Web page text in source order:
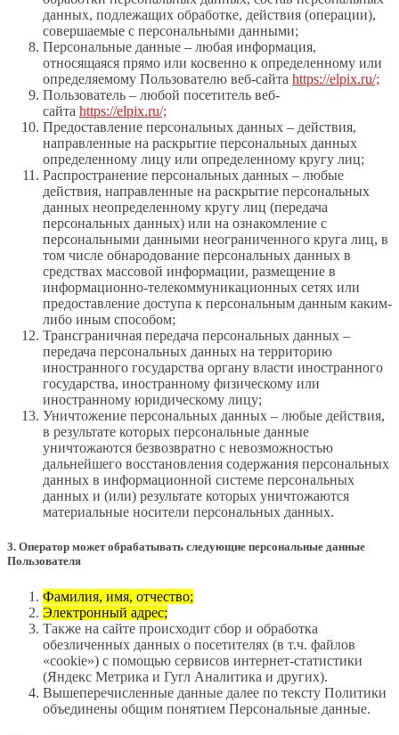
данных, подлежащих обработке, действия (операции),
совершаемые с персональными данными;
Персональные данные – любая информация,
относящаяся прямо или косвенно к определенному или
определяемому Пользователю веб-сайта https://elpix.ru/;
Пользователь – любой посетитель веб-
сайта https://elpix.ru/;
Предоставление персональных данных – действия,
направленные на раскрытие персональных данных
определенному лицу или определенному кругу лиц;
Распространение персональных данных – любые
действия, направленные на раскрытие персональных
данных неопределенному кругу лиц (передача
персональных данных) или на ознакомление с
персональными данными неограниченного круга лиц, в
том числе обнародование персональных данных в
средствах массовой информации, размещение в
информационно-телекоммуникационных сетях или
предоставление доступа к персональным данным каким-
либо иным способом;
Трансграничная передача персональных данных –
передача персональных данных на территорию
иностранного государства органу власти иностранного
государства, иностранному физическому или
иностранному юридическому лицу;
Уничтожение персональных данных – любые действия,
в результате которых персональные данные
уничтожаются безвозвратно с невозможностью
дальнейшего восстановления содержания персональных
данных в информационной системе персональных
данных и (или) результате которых уничтожаются
материальные носители персональных данных.
3. Оператор может обрабатывать следующие персональные данные
Пользователя
Фамилия, имя, отчество;
Электронный адрес;
Также на сайте происходит сбор и обработка
обезличенных данных о посетителях (в т.ч. файлов
«cookie») с помощью сервисов интернет-статистики
(Яндекс Метрика и Гугл Аналитика и других).
Вышеперечисленные данные далее по тексту Политики
объединены общим понятием Персональные данные.